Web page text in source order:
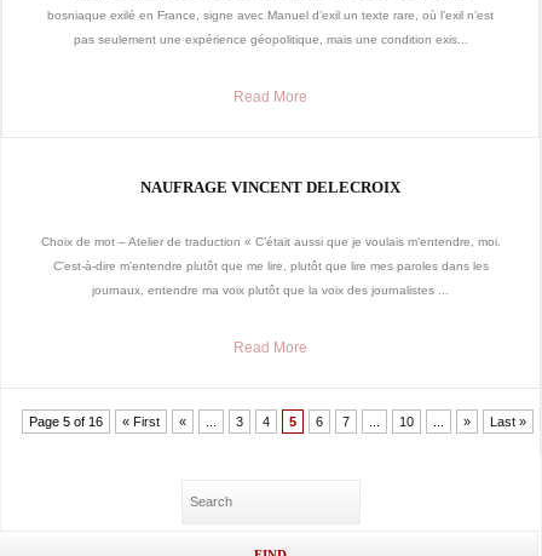
bosniaque exilé en France, signe avec Manuel d’exil un texte rare, où l’exil n’est
pas seulement une expérience géopolitique, mais une condition exis...
Read More
NAUFRAGE VINCENT DELECROIX
Choix de mot – Atelier de traduction « C’était aussi que je voulais m’entendre, moi.
C’est-à-dire m’entendre plutôt que me lire, plutôt que lire mes paroles dans les
journaux, entendre ma voix plutôt que la voix des journalistes ...
Read More
Page 5 of 16 « First « 3 4 5 6 7 10 » Last »